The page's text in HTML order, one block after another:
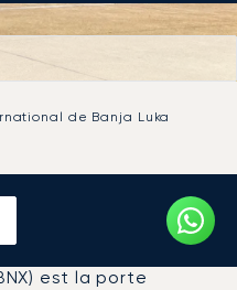
de Banja Luka
de/vers
Luka
est la porte